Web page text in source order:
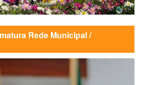
Rede Municipal /